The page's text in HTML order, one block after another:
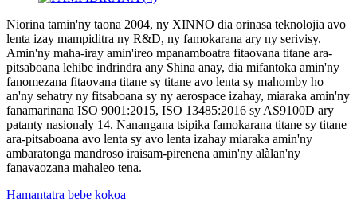
Niorina tamin'ny taona 2004, ny XINNO dia orinasa teknolojia avo
lenta izay mampiditra ny R&D, ny famokarana ary ny serivisy.
Amin'ny maha-iray amin'ireo mpanamboatra fitaovana titane ara-
pitsaboana lehibe indrindra any Shina anay, dia mifantoka amin'ny
fanomezana fitaovana titane sy titane avo lenta sy mahomby ho
an'ny sehatry ny fitsaboana sy ny aerospace izahay, miaraka amin'ny
fanamarinana ISO 9001:2015, ISO 13485:2016 sy AS9100D ary
patanty nasionaly 14. Nanangana tsipika famokarana titane sy titane
ara-pitsaboana avo lenta sy avo lenta izahay miaraka amin'ny
ambaratonga mandroso iraisam-pirenena amin'ny alàlan'ny
fanavaozana mahaleo tena.
Hamantatra bebe kokoa